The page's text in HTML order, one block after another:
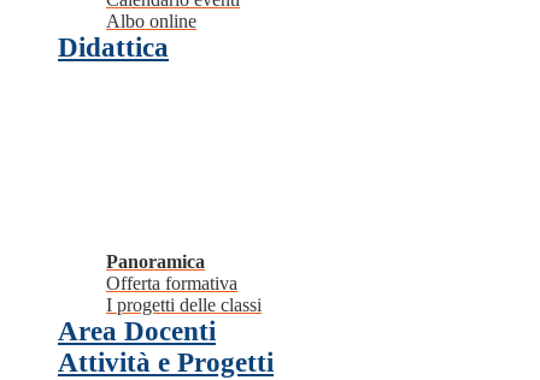
Albo online
Didattica
Panoramica
Offerta formativa
I progetti delle classi
Area Docenti
Attività e Progetti